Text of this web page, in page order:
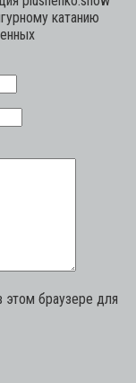
катанию
этом браузере для